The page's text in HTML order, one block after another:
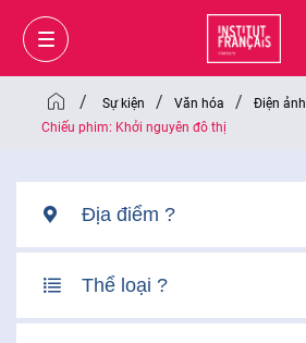
/ Sự kiện / Văn hóa / Điện ảnh
Chiếu phim: Khởi nguyên đô thị